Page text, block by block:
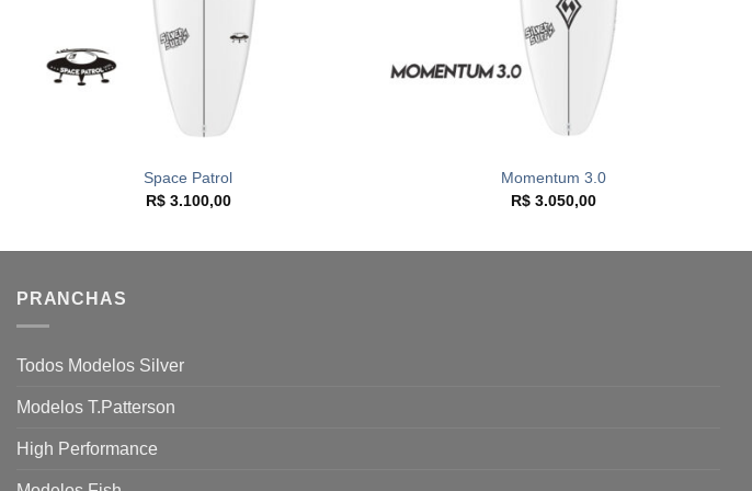
Space Patrol
R$3.100,00
Momentum 3.0
R$ 3.050,00
PRANCHAS
Todos Modelos Silver
Modelos T.Patterson
High Performance